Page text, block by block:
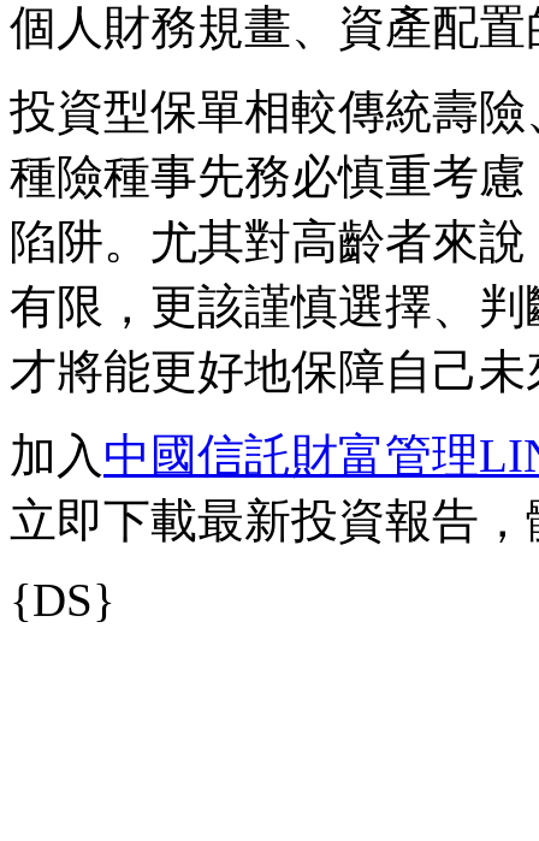
個人財務規畫、資產配
投資型保單相較傳統壽
種險種事先務必慎重考
陷阱。尤其對高齡者來
有限，更該謹慎選擇、
才將能更好地保障自己
加入 中國信託財富管理
立即下載最新投資報告
{DS}